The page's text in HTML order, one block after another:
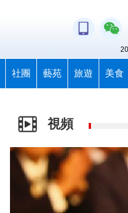
社團 藝苑 旅遊 美食
視頻